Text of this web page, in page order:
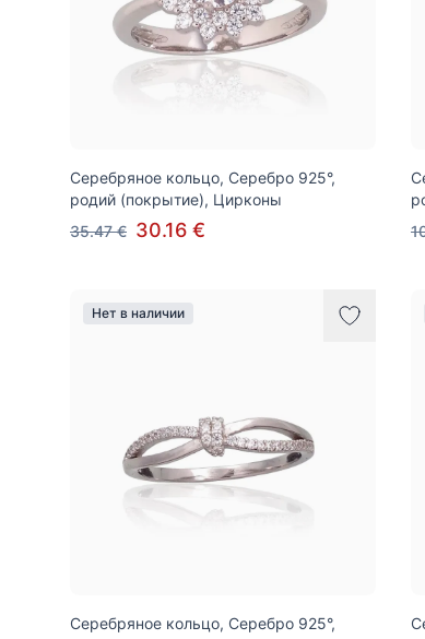
Серебряное кольцо, Серебро 925°,
родий (покрытие), Цирконы
35.47 € 30.16 €
Нет в наличии
Серебряное кольцо, Серебро 925°,